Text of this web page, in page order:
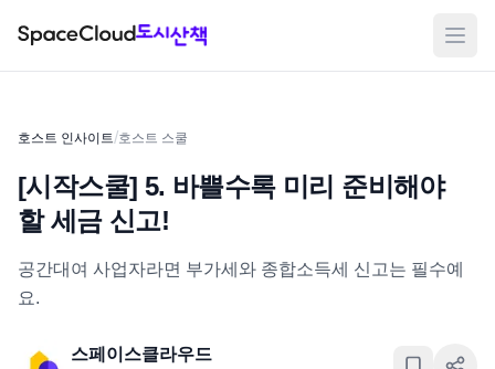
메뉴
호스트 인사이트/호스트 스쿨
[시작스쿨] 5. 바쁠수록 미리 준비해야
할 세금 신고!
공간대여 사업자라면 부가세와 종합소득세 신고는 필수예
요.
스페이스클라우드